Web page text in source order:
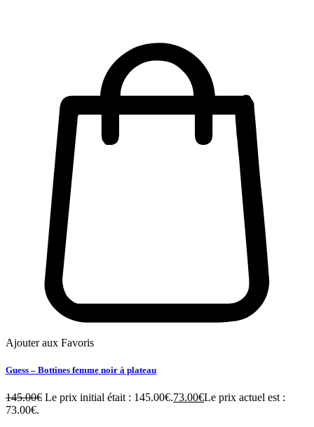
Ajouter aux Favoris
Guess – Bottines femme noir à plateau
145.00€ Le prix initial était : 145.00€.73.00€Le prix actuel est :
73.00€.